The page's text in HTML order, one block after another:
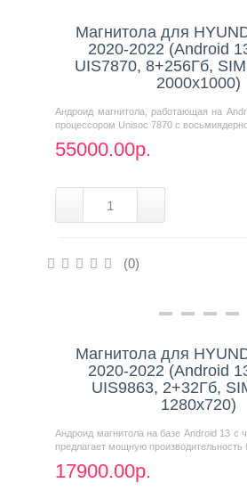
Магнитола для
2020-2022 (Android
UIS7870, 8+256Гб,
2000x1000)
Андроид магнитола, работающая на
процессором Unisoc 7870 с
55000.00р.
(0)
Магнитола для
2020-2022 (Android
UIS9863, 2+32Гб,
1280x720)
Андроид магнитола на базе Android 13 с
предлагает мощную производительность
17900.00р.